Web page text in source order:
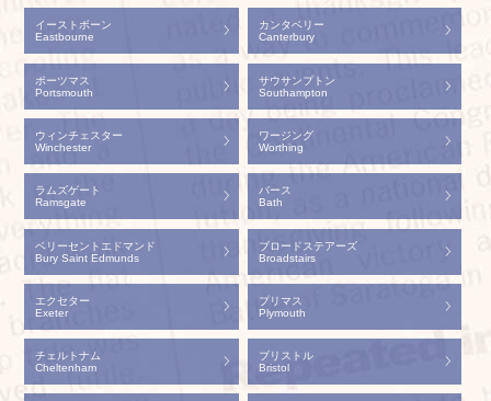
イーストボーン
Eastbourne
カンタベリー
Canterbury
ポーツマス
Portsmouth
サウサンプトン
Southampton
ウィンチェスター
Winchester
ワージング
Worthing
ラムズゲート
Ramsgate
バース
Bath
ベリーセントエドマンド
Bury Saint Edmunds
ブロードステアーズ
Broadstairs
エクセター
Exeter
プリマス
Plymouth
チェルトナム
Cheltenham
ブリストル
Bristol